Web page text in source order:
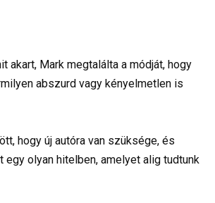
akart, Mark megtalálta a módját, hogy
abszurd vagy kényelmetlen is
hogy új autóra van szüksége, és
egy olyan hitelben, amelyet alig tudtunk